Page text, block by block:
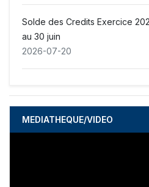
COMMUNIQUE .-Lancement du
du Budget de l’Exercice 2026-
Solde des Credits Exercice
au 30 juin
2026-07-20
MEDIATHEQUE/VIDEO